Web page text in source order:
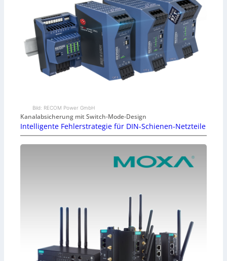
Bild: RECOM Power GmbH
Kanalabsicherung mit Switch-Mode-Design
Intelligente Fehlerstrategie für DIN-Schienen-Netzteile